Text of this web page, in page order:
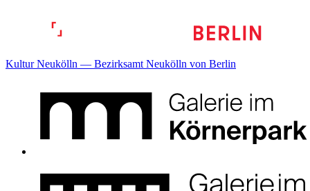
Kultur Neukölln — Bezirksamt Neukölln von Berlin